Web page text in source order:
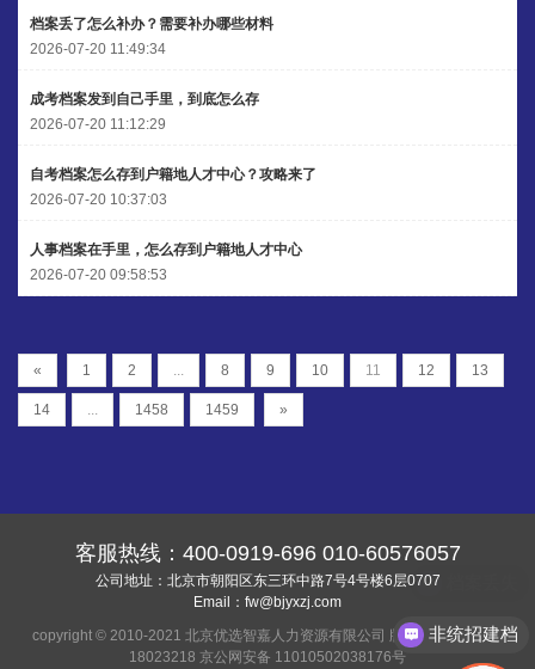
档案丢了怎么补办？需要补办哪些材料
2026-07-20 11:49:34
成考档案发到自己手里，到底怎么存
2026-07-20 11:12:29
自考档案怎么存到户籍地人才中心？攻略来了
2026-07-20 10:37:03
人事档案在手里，怎么存到户籍地人才中心
2026-07-20 09:58:53
« 1 2 ... 8 9 10 11 12 13
14 ... 1458 1459 »
客服热线： 400-0919-696 010-60576057
公司地址：北京市朝阳区东三环中路7号4号楼6层0707
Email： fw@bjyxzj.com
copyright © 2010-2021 北京优选智嘉人力资源有限公司 版权所有京ICP备
18023218 京公网安备 11010502038176号
非统招建档